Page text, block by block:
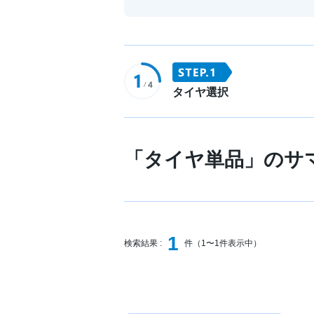
タイヤ選択
「タイヤ単品」の
検索結果 : 1 件（1〜1件表示中）